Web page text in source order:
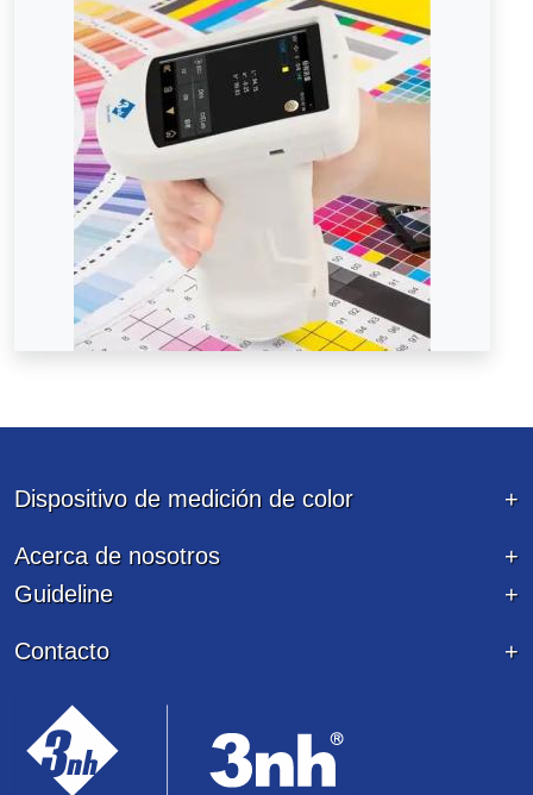
Dispositivo de medición de color
Acerca de nosotros
Guideline
Contacto